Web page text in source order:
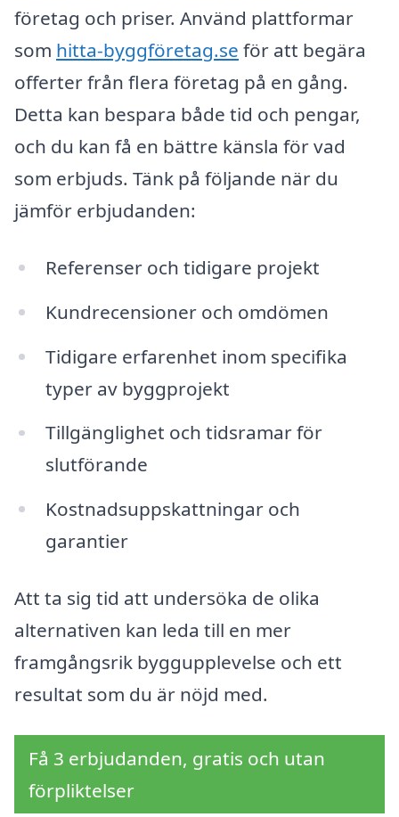
företag och priser. Använd plattformar
som hitta-byggföretag.se för att begära
offerter från flera företag på en gång.
Detta kan bespara både tid och pengar,
och du kan få en bättre känsla för vad
som erbjuds. Tänk på följande när du
jämför erbjudanden:
Referenser och tidigare projekt
Kundrecensioner och omdömen
Tidigare erfarenhet inom specifika
typer av byggprojekt
Tillgänglighet och tidsramar för
slutförande
Kostnadsuppskattningar och
garantier
Att ta sig tid att undersöka de olika
alternativen kan leda till en mer
framgångsrik byggupplevelse och ett
resultat som du är nöjd med.
Få 3 erbjudanden, gratis och utan
förpliktelser